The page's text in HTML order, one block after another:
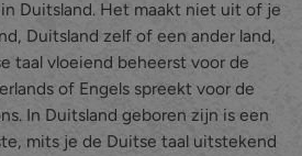
Duitsland. Het maakt niet uit of je
Duitsland zelf of een ander land,
taal vloeiend beheerst voor de
of Engels spreekt voor de
In Duitsland geboren zijn is een
mits je de Duitse taal uitstekend